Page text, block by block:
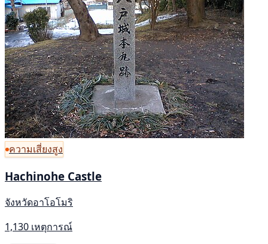
ความเสี่ยงสูง
Hachinohe Castle
จังหวัดอาโอโมริ
1,130 เหตุการณ์